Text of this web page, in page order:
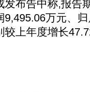
布告中称,报告
9,495.06万元、
较上年度增长